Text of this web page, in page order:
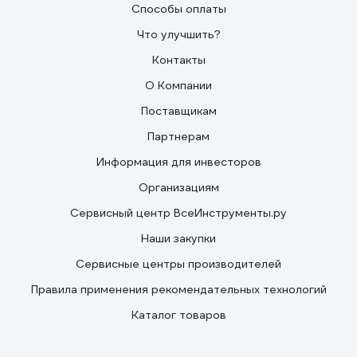
Способы оплаты
Что улучшить?
Контакты
О Компании
Поставщикам
Партнерам
Информация для инвесторов
Организациям
Сервисный центр ВсеИнструменты.ру
Наши закупки
Сервисные центры производителей
Правила применения рекомендательных технологий
Каталог товаров